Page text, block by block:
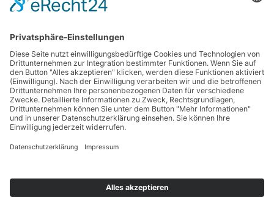
ANLIEFERUNG
Mo - Do bis 15:00 Uhr
Fr bis 13:00 Uhr